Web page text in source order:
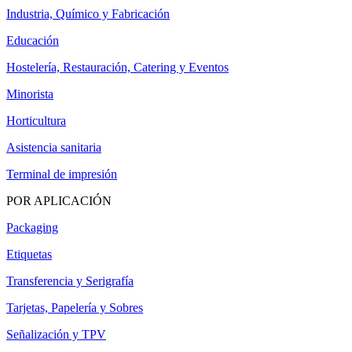
Industria, Químico y Fabricación
Educación
Hostelería, Restauración, Catering y Eventos
Minorista
Horticultura
Asistencia sanitaria
Terminal de impresión
POR APLICACIÓN
Packaging
Etiquetas
Transferencia y Serigrafía
Tarjetas, Papelería y Sobres
Señalización y TPV